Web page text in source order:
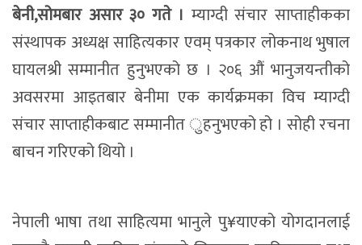
बेनी,सोमबार असार ३० गते । म्याग्दी संचार साप्ताहीकका
संस्थापक अध्यक्ष साहित्यकार एवम् पत्रकार लोकनाथ भुषाल
घायलश्री सम्मानीत हुनुभएको छ । २०६ औं भानुजयन्तीको
अवसरमा आइतबार बेनीमा एक कार्यक्रमका विच म्याग्दी
संचार साप्ताहीकबाट सम्मानीत ुहनुभएको हो । सोही रचना
बाचन गरिएको थियो ।
नेपाली भाषा तथा साहित्यमा भानुले पु¥याएको योगदानलाई